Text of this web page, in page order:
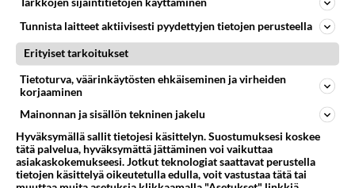
alkuperäisten paikalle heittämällä.
Äänestä Kommentoi
Kommentoi aloitusta...
Ketjusta on poistettu0sääntöjenvastaista viestiä.
Tunnista laitteet aktiivisesti pyydettyjen tietojen perusteella
Erityiset tarkoitukset
Tietoturva, väärinkäytösten ehkäiseminen ja virheiden
korjaaminen
Mainonnan ja sisällön tekninen jakelu
Hyväksymällä sallit tietojesi käsittelyn. Suostumuksesi koskee
tätä palvelua, hyväksymättä jättäminen voi vaikuttaa
asiakaskokemukseesi. Jotkut teknologiat saattavat perustella
tietojen käsittelyä oikeutetulla edulla, voit vastustaa tätä tai